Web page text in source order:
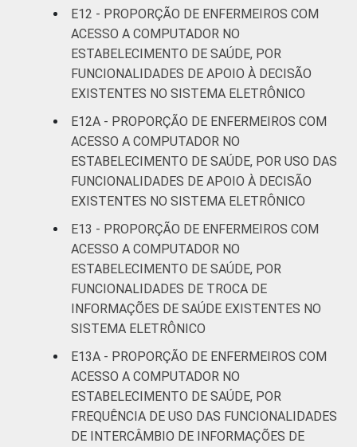
E12 - PROPORÇÃO DE ENFERMEIROS COM
ACESSO A COMPUTADOR NO
ESTABELECIMENTO DE SAÚDE, POR
FUNCIONALIDADES DE APOIO À DECISÃO
EXISTENTES NO SISTEMA ELETRÔNICO
E12A - PROPORÇÃO DE ENFERMEIROS COM
ACESSO A COMPUTADOR NO
ESTABELECIMENTO DE SAÚDE, POR USO DAS
FUNCIONALIDADES DE APOIO À DECISÃO
EXISTENTES NO SISTEMA ELETRÔNICO
E13 - PROPORÇÃO DE ENFERMEIROS COM
ACESSO A COMPUTADOR NO
ESTABELECIMENTO DE SAÚDE, POR
FUNCIONALIDADES DE TROCA DE
INFORMAÇÕES DE SAÚDE EXISTENTES NO
SISTEMA ELETRÔNICO
E13A - PROPORÇÃO DE ENFERMEIROS COM
ACESSO A COMPUTADOR NO
ESTABELECIMENTO DE SAÚDE, POR
FREQUÊNCIA DE USO DAS FUNCIONALIDADES
DE INTERCÂMBIO DE INFORMAÇÕES DE